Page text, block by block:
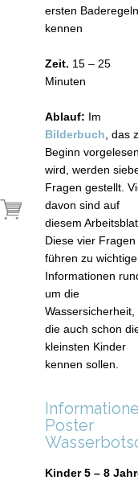
ersten Baderegeln
kennen
Zeit. 15 – 25
Minuten
Ablauf: Im
Bilderbuch , das
Beginn
wird, werden
Fragen gestellt.
davon sind auf
diesem
Diese vier Fragen
führen zu
Informationen
um die
Wassersicherheit,
die auch schon
kleinsten Kinder
kennen sollen.
Poster
Kinder 5 – 8